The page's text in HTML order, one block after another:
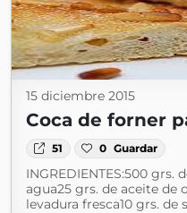
15 diciembre 2015
Coca de forner
51 0 Guardar
INGREDIENTES:500 grs.
agua25 grs. de aceite de
levadura fresca10 grs. de